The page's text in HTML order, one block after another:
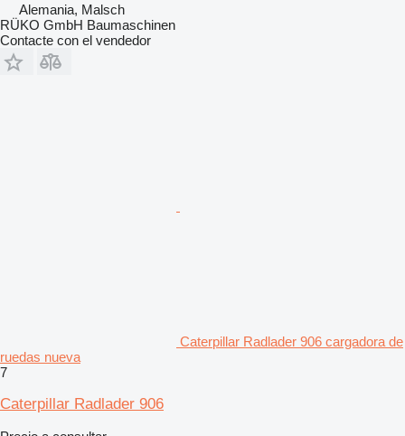
Alemania, Malsch
RÜKO GmbH Baumaschinen
Contacte con el vendedor
Caterpillar Radlader 906 cargadora de
ruedas nueva
7
Caterpillar Radlader 906